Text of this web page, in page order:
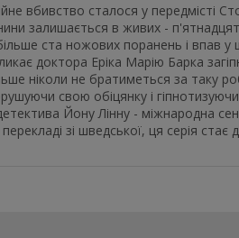
вбивство сталося у передмісті
залишається в живих -
ста ножових поранень і впав у
доктора Еріка Марію Барка
ніколи не братиметься за таку
свою обіцянку і
Йону Лінну - міжнародна
перекладі зі шведської, ця серія